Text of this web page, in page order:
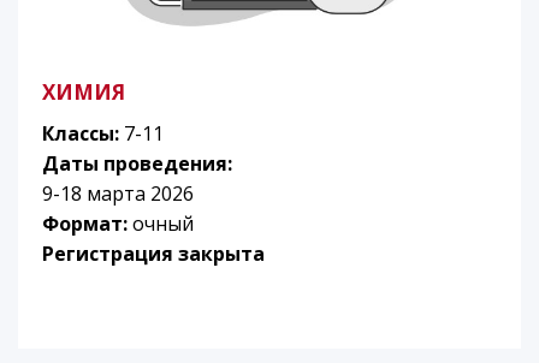
ХИМИЯ
Классы: 7-11
Даты проведения:
9-18 марта 2026
Формат:очный
Регистрация закрыта